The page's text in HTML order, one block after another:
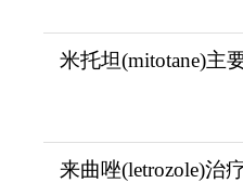
米托坦(mitotane)主
来曲唑(letrozole)治